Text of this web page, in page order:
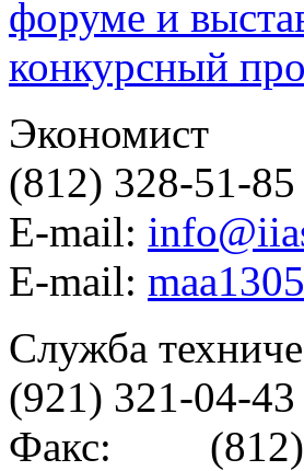
форуме и
конкурсный
Экономист
(812) 328-51-
E-mail:
E-mail:
Служба
(921) 321-04-
Факс: (812)